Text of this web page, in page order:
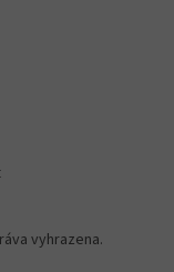
vyhrazena.